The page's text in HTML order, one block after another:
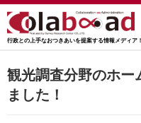
行政との上手なおつきあいを提案する情報メディア
政策のおはなし(24)
福祉のおはなし
観光調査分野のホー
ました！